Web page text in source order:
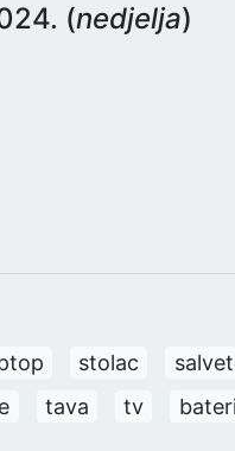
(nedjelja)
stolac
tava tv